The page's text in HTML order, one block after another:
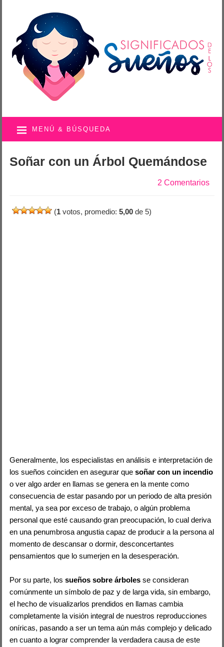
MENÚ & BÚSQUEDA
Soñar con un Árbol Quemándose
2 Comentarios
(1 votos, promedio:5,00 de 5)
Generalmente, los especialistas en análisis e interpretación de
los sueños coinciden en asegurar quesoñar con un incendio
o ver algo arder en llamas se genera en la mente como
consecuencia de estar pasando por un periodo de alta presión
mental, ya sea por exceso de trabajo, o algún problema
personal que esté causando gran preocupación, lo cual deriva
en una penumbrosa angustia capaz de producir a la persona al
momento de descansar o dormir, desconcertantes
pensamientos que lo sumerjen en la desesperación.
Por su parte, lossueños sobre árboles se consideran
comúnmente un símbolo de paz y de larga vida, sin embargo,
el hecho de visualizarlos prendidos en llamas cambia
completamente la visión integral de nuestros reproducciones
oníricas, pasando a ser un tema aún más complejo y delicado
en cuanto a lograr comprender la verdadera causa de este